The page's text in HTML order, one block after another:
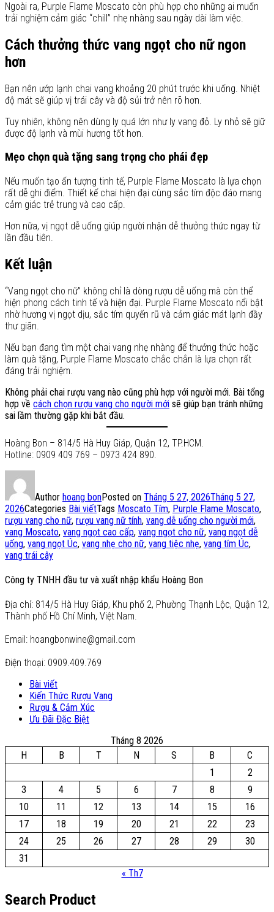
Ngoài ra, Purple Flame Moscato còn phù hợp cho những ai muốn
trải nghiệm cảm giác “chill” nhẹ nhàng sau ngày dài làm việc.
Cách thưởng thức vang ngọt cho nữ ngon
hơn
Bạn nên ướp lạnh chai vang khoảng 20 phút trước khi uống. Nhiệt
độ mát sẽ giúp vị trái cây và độ sủi trở nên rõ hơn.
Tuy nhiên, không nên dùng ly quá lớn như ly vang đỏ. Ly nhỏ sẽ giữ
được độ lạnh và mùi hương tốt hơn.
Mẹo chọn quà tặng sang trọng cho phái đẹp
Nếu muốn tạo ấn tượng tinh tế, Purple Flame Moscato là lựa chọn
rất dễ ghi điểm. Thiết kế chai hiện đại cùng sắc tím độc đáo mang
cảm giác trẻ trung và cao cấp.
Hơn nữa, vị ngọt dễ uống giúp người nhận dễ thưởng thức ngay từ
lần đầu tiên.
Kết luận
“Vang ngọt cho nữ” không chỉ là dòng rượu dễ uống mà còn thể
hiện phong cách tinh tế và hiện đại. Purple Flame Moscato nổi bật
nhờ hương vị ngọt dịu, sắc tím quyến rũ và cảm giác mát lạnh đầy
thư giãn.
Nếu bạn đang tìm một chai vang nhẹ nhàng để thưởng thức hoặc
làm quà tặng, Purple Flame Moscato chắc chắn là lựa chọn rất
đáng trải nghiệm.
Không phải chai rượu vang nào cũng phù hợp với người mới. Bài tổng
hợp về cách chọn rượu vang cho người mới sẽ giúp bạn tránh những
sai lầm thường gặp khi bắt đầu.
Hoàng Bon – 814/5 Hà Huy Giáp, Quận 12, TP.HCM.
Hotline: 0909 409 769 – 0973 424 890.
Author hoang bonPosted on Tháng 5 27, 2026Tháng 5 27,
2026Categories Bài viếtTags Moscato Tím, Purple Flame Moscato,
rượu vang cho nữ, rượu vang nữ tính, vang dễ uống cho người mới,
vang Moscato, vang ngọt cao cấp, vang ngọt cho nữ, vang ngọt dễ
uống, vang ngọt Úc, vang nhẹ cho nữ, vang tiệc nhẹ, vang tím Úc,
vang trái cây
Công ty TNHH đầu tư và xuất nhập khẩu Hoàng Bon
Địa chỉ: 814/5 Hà Huy Giáp, Khu phố 2, Phường Thạnh Lộc, Quận 12,
Thành phố Hồ Chí Minh, Việt Nam.
Email: hoangbonwine@gmail.com
Điện thoại: 0909.409.769
Bài viết
Kiến Thức Rượu Vang
Rượu & Cảm Xúc
Ưu Đãi Đặc Biệt
Tháng 8 2026
H
B T N S B
C
1
2
3
4 5 6 7 8
9
10
11 12 13 14 15
16
17
18 19 20 21 22
23
24
25 26 27 28 29
30
31
« Th7
Search Product